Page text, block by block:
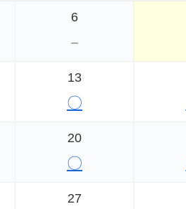
6
－
13
〇
20
〇
27